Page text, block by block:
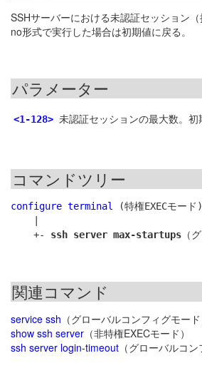
SSHサーバーにおける未認証セッション
no形式で実行した場合は初期値に戻る。
パラメーター
<1-128> 未認証セッションの最大数。初
コマンドツリー
configure terminal
(特権EXECモード)
    +-
ssh server max-startups
関連コマンド
service ssh （グローバルコンフィグモード
show ssh server （非特権EXECモード）
ssh server login-timeout （グローバルコン